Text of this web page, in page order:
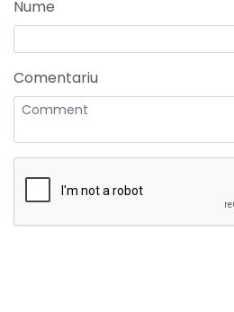
Nume
Comentariu